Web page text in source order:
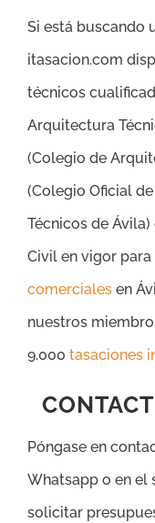
Si está buscando
itasacion.com
técnicos
Arquitectura
(Colegio de
(Colegio Oficial
Técnicos de
Civil en vigor
comerciales en
nuestros
9.000 tasaciones
Póngase en
Whatsapp o en el
solicitar